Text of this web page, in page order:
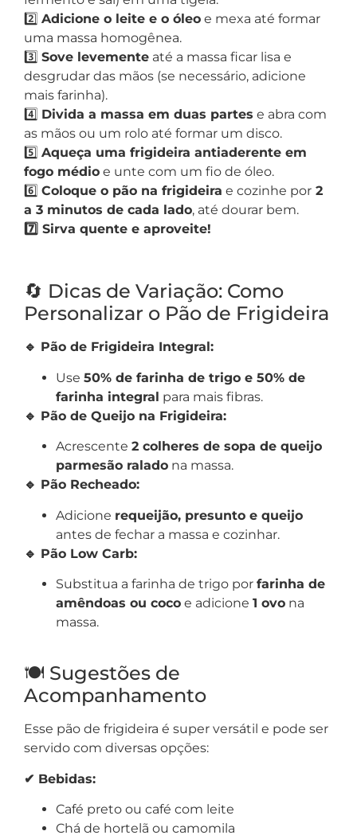
2️⃣ Adicione o leite e o óleo e mexa até formar
uma massa homogênea.
3️⃣ Sove levemente até a massa ficar lisa e
desgrudar das mãos (se necessário, adicione
mais farinha).
4️⃣ Divida a massa em duas partes e abra com
as mãos ou um rolo até formar um disco.
5️⃣ Aqueça uma frigideira antiaderente em
fogo médio e unte com um fio de óleo.
6️⃣ Coloque o pão na frigideira e cozinhe por 2
a 3 minutos de cada lado, até dourar bem.
7️⃣ Sirva quente e aproveite!
🔄 Dicas de Variação: Como
Personalizar o Pão de Frigideira
🔹 Pão de Frigideira Integral:
Use 50% de farinha de trigo e 50% de
farinha integral para mais fibras.
🔹 Pão de Queijo na Frigideira:
Acrescente 2 colheres de sopa de queijo
parmesão ralado na massa.
🔹 Pão Recheado:
Adicione requeijão, presunto e queijo
antes de fechar a massa e cozinhar.
🔹 Pão Low Carb:
Substitua a farinha de trigo por farinha de
amêndoas ou coco e adicione 1 ovo na
massa.
🍽 Sugestões de
Acompanhamento
Esse pão de frigideira é super versátil e pode ser
servido com diversas opções:
✔ Bebidas:
Café preto ou café com leite
Chá de hortelã ou camomila